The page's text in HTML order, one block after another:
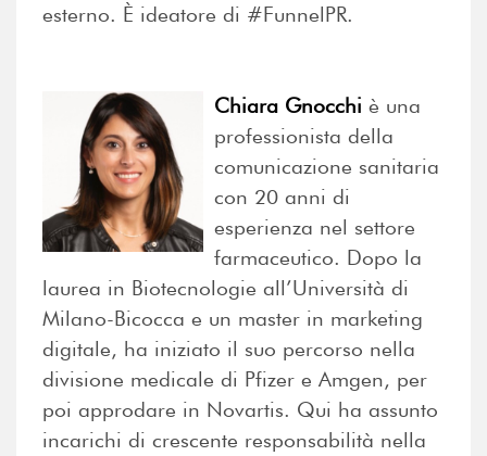
esterno. È ideatore di #FunnelPR.
Chiara Gnocchi è una
professionista della
comunicazione sanitaria
con 20 anni di
esperienza nel settore
farmaceutico. Dopo la
laurea in Biotecnologie all’Università di
Milano-Bicocca e un master in marketing
digitale, ha iniziato il suo percorso nella
divisione medicale di Pfizer e Amgen, per
poi approdare in Novartis. Qui ha assunto
incarichi di crescente responsabilità nella